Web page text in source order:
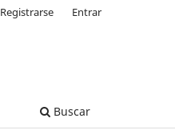
Buscar
Registrarse Entrar